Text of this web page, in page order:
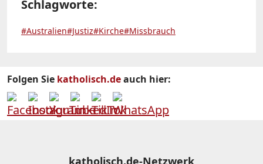
Schlagworte:
#Australien#Justiz#Kirche#Missbrauch
Folgen Sie katholisch.deauch hier:
katholisch.de-Netzwerk